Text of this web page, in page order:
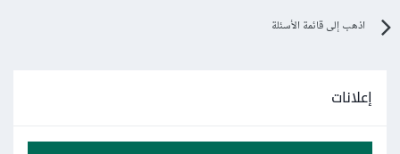
اذهب إلى قائمة الأسئلة
إعلانات